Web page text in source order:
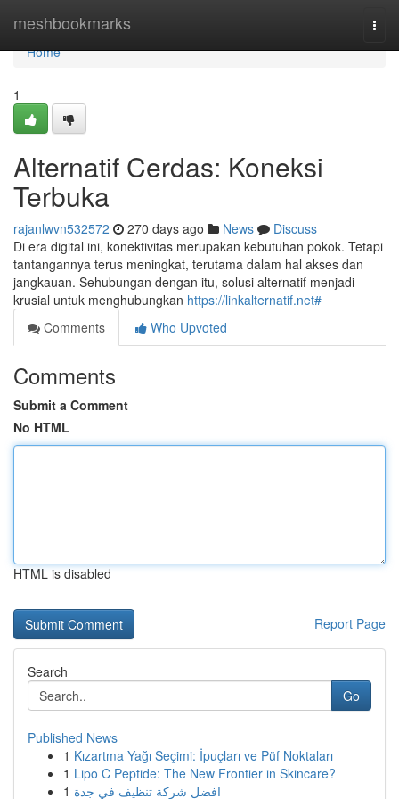
meshbookmarks
Home
Home
1
Alternatif Cerdas: Koneksi
Terbuka
rajanlwvn532572 270 days ago News
Discuss
Di era digital ini, konektivitas merupakan kebutuhan pokok. Tetapi
tantangannya terus meningkat, terutama dalam hal akses dan
jangkauan. Sehubungan dengan itu, solusi alternatif menjadi
krusial untuk menghubungkan https://linkalternatif.net#
Comments
Who Upvoted
Comments
Submit a Comment
No HTML
HTML is disabled
Report Page
Search
Go
Published News
1 Kızartma Yağı Seçimi: İpuçları ve Püf Noktaları
1 Lipo C Peptide: The New Frontier in Skincare?
1 افضل شركة تنظيف في جدة